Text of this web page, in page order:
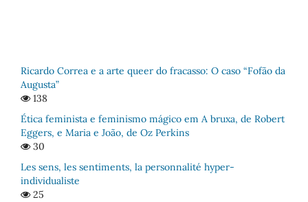
Ricardo Correa e a arte queer do fracasso: O caso “Fofão da
Augusta”
138
Ética feminista e feminismo mágico em A bruxa, de Robert
Eggers, e Maria e João, de Oz Perkins
30
Les sens, les sentiments, la personnalité hyper-
individualiste
25